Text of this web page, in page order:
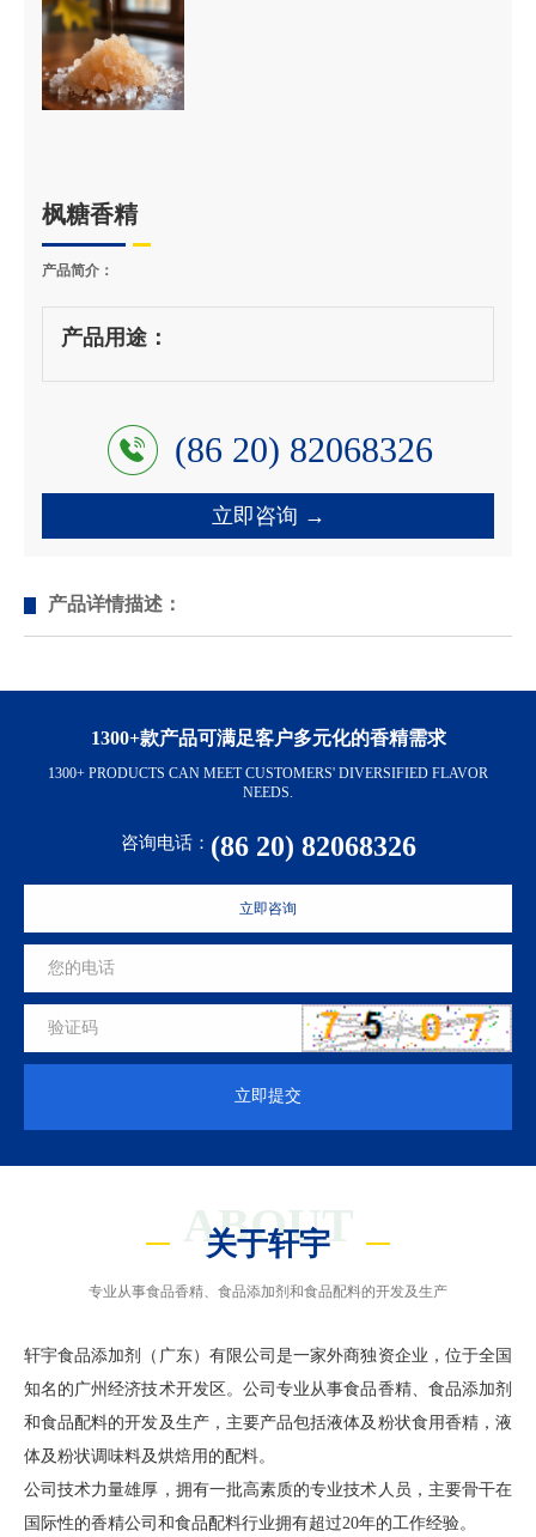
枫糖香精
产品简介：
产品用途：
立即咨询 →
(86 20) 82068326
产品详情描述：
1300+款产品可满足客户多元化的香精需求
1300+ PRODUCTS CAN MEET CUSTOMERS' DIVERSIFIED FLAVOR
NEEDS.
咨询电话： (86 20) 82068326
立即咨询
立即提交
ABOUT
关于轩宇
专业从事食品香精、食品添加剂和食品配料的开发及生产
轩宇食品添加剂（广东）有限公司是一家外商独资企业，位于全国
知名的广州经济技术开发区。公司专业从事食品香精、食品添加剂
和食品配料的开发及生产，主要产品包括液体及粉状食用香精，液
体及粉状调味料及烘焙用的配料。
公司技术力量雄厚，拥有一批高素质的专业技术人员，主要骨干在
国际性的香精公司和食品配料行业拥有超过20年的工作经验。